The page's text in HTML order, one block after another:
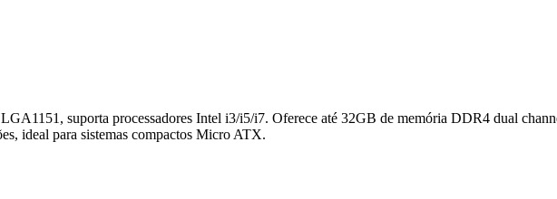
suporta processadores Intel i3/i5/i7. Oferece até 32GB de memória DDR4 dual
ideal para sistemas compactos Micro ATX.